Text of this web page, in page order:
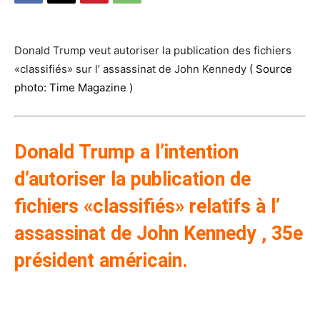
Donald Trump veut autoriser la publication des fichiers
«classifiés» sur l’ assassinat de John Kennedy ( Source
photo: Time Magazine )
Donald Trump a l’intention
d’autoriser la publication de
fichiers «classifiés» relatifs à l’
assassinat de John Kennedy , 35e
président américain.